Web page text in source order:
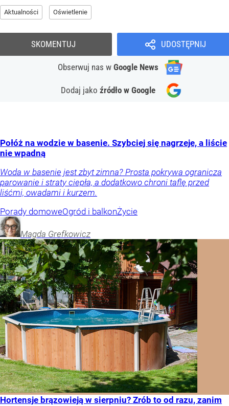
Aktualności Oświetlenie
UDOSTĘPNIJ
Obserwuj nas w Google News
Dodaj jako źródło w Google
SKOMENTUJ
Połóż na wodzie w basenie. Szybciej się nagrzeje, a liście
nie wpadną
Woda w basenie jest zbyt zimna? Prosta pokrywa ogranicza
parowanie i straty ciepła, a dodatkowo chroni taflę przed
liśćmi, owadami i kurzem.
Porady domoweOgród i balkonŻycie
Magda Grefkowicz
Hortensje brązowieją w sierpniu? Zrób to od razu, zanim